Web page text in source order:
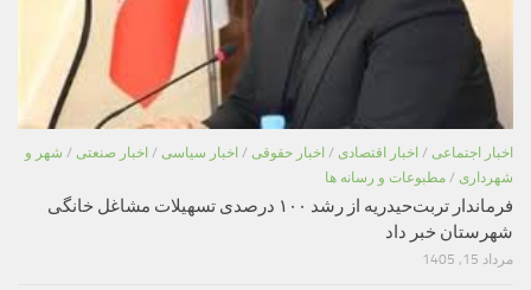
اخبار اجتماعی / اخبار اقتصادی / اخبار حقوقی / اخبار سیاسی / اخبار صنعتی / شهر و
شهرداری / مطبوعات و رسانه ها
فرماندار تربت‌حیدریه از رشد ۱۰۰ درصدی تسهیلات مشاغل خانگی
شهرستان خبر داد
مرداد 15, 1405